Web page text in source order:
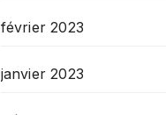
février 2023
janvier 2023